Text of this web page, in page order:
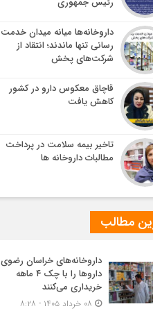
داروخانه‌ها میانه میدان خدمت
رسانی تنها ماندند؛ انتقاد از
شرکت‌های پخش
قاچاق معکوس دارو در کشور
کاهش یافت
تاخیر بیمه سلامت در پرداخت
مطالبات داروخانه ها
مطالب
داروخانه‌های خراسان رضوی
داروها را با چک ۴ ماهه
خریداری می‌کنند